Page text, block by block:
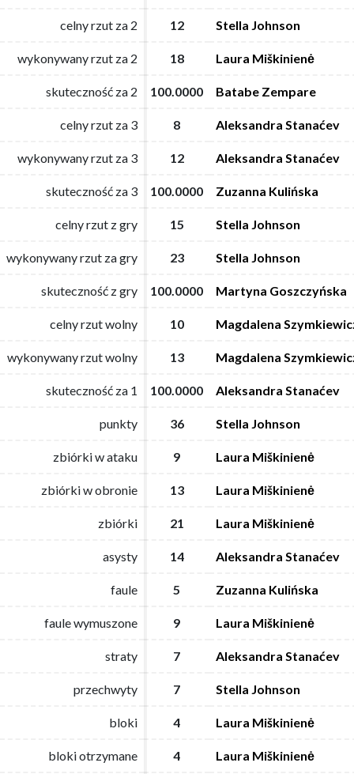
celny rzut za 2 12 Stella Johnson
wykonywany rzut za 2 18 Laura Miškinienė
skuteczność za 2 100.0000 Batabe Zempare
celny rzut za 3 8 Aleksandra Stanaćev
wykonywany rzut za 3 12 Aleksandra Stanaćev
skuteczność za 3 100.0000 Zuzanna Kulińska
celny rzut z gry 15 Stella Johnson
wykonywany rzut za gry 23 Stella Johnson
skuteczność z gry 100.0000 Martyna Goszczyńska
celny rzut wolny 10 Magdalena
wykonywany rzut wolny 13 Magdalena
skuteczność za 1 100.0000 Aleksandra Stanaćev
punkty 36 Stella Johnson
zbiórki w ataku 9 Laura Miškinienė
zbiórki w obronie 13 Laura Miškinienė
zbiórki 21 Laura Miškinienė
asysty 14 Aleksandra Stanaćev
faule 5 Zuzanna Kulińska
faule wymuszone 9 Laura Miškinienė
straty 7 Aleksandra Stanaćev
przechwyty 7 Stella Johnson
bloki 4 Laura Miškinienė
bloki otrzymane 4 Laura Miškinienė
celny rzut za 2 12 Stella Johnson
wykonywany rzut za 2 18 Laura Miškinienė
skuteczność za 2 100.0000 Batabe Zempare
celny rzut za 3 8 Aleksandra Stanaćev
wykonywany rzut za 3 12 Aleksandra Stanaćev
skuteczność za 3 100.0000 Zuzanna Kulińska
celny rzut z gry 15 Stella Johnson
wykonywany rzut za gry 23 Stella Johnson
skuteczność z gry 100.0000 Martyna Goszczyńska
celny rzut wolny 10 Magdalena
wykonywany rzut wolny 13 Magdalena
skuteczność za 1 100.0000 Aleksandra Stanaćev
punkty 36 Stella Johnson
zbiórki w ataku 9 Laura Miškinienė
zbiórki w obronie 13 Laura Miškinienė
zbiórki 21 Laura Miškinienė
asysty 14 Aleksandra Stanaćev
faule 5 Zuzanna Kulińska
faule wymuszone 9 Laura Miškinienė
straty 7 Aleksandra Stanaćev
przechwyty 7 Stella Johnson
bloki 4 Laura Miškinienė
bloki otrzymane 4 Laura Miškinienė